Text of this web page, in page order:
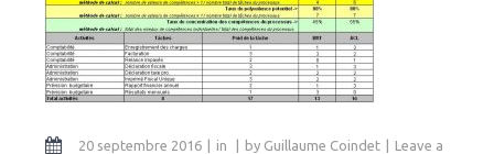
20 septembre 2016 in by Guillaume Coindet
Leave a